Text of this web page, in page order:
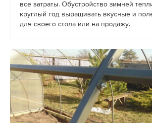
все затраты. Обустройство зимней
круглый год выращивать вкусные и
для своего стола или на продажу.